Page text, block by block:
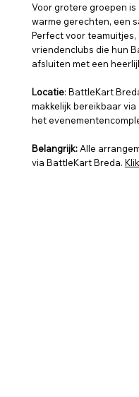
Voor grotere groepen
warme gerechten, een
Perfect voor
vriendenclubs die hun
afsluiten met een
Locatie: BattleKart
makkelijk bereikbaar
het
Belangrijk:Alle
via BattleKart Breda.